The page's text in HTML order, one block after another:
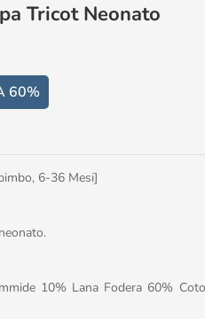
Tricot Neonato
60%
6-36 Mesi]
10% Lana Fodera 60%